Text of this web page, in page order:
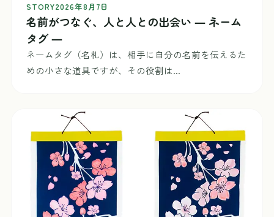
STORY2026年8月7日
名前がつなぐ、人と人との出会い ― ネーム
タグ ―
ネームタグ（名札）は、相手に自分の名前を伝えるた
めの小さな道具ですが、その役割は...